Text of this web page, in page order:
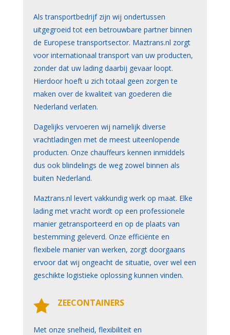
Als transportbedrijf zijn wij ondertussen
uitgegroeid tot een betrouwbare partner binnen
de Europese transportsector. Maztrans.nl zorgt
voor internationaal transport van uw producten,
zonder dat uw lading daarbij gevaar loopt.
Hierdoor hoeft u zich totaal geen zorgen te
maken over de kwaliteit van goederen die
Nederland verlaten.
Dagelijks vervoeren wij namelijk diverse
vrachtladingen met de meest uiteenlopende
producten. Onze chauffeurs kennen inmiddels
dus ook blindelings de weg zowel binnen als
buiten Nederland.
Maztrans.nl levert vakkundig werk op maat. Elke
lading met vracht wordt op een professionele
manier getransporteerd en op de plaats van
bestemming geleverd. Onze efficiënte en
flexibele manier van werken, zorgt doorgaans
ervoor dat wij ongeacht de situatie, over wel een
geschikte logistieke oplossing kunnen vinden.
 ZEECONTAINERS
Met onze snelheid, flexibiliteit en